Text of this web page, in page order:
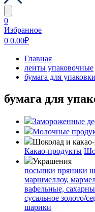
0
Избранное
0 0.00₽
Главная
ленты упаковочные
бумага для
бумага для
Замороженные
Молочные
Шоколад и
Какао-продукты
Украшения
посыпки пряники
маршмеллоу,
вафельные,
сусальное золото/
шарики